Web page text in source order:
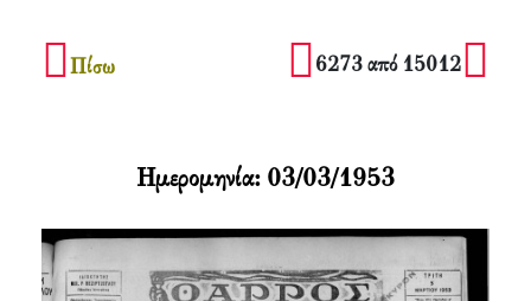
Πίσω 6273 από 15012
Ημερομηνία: 03/03/1953